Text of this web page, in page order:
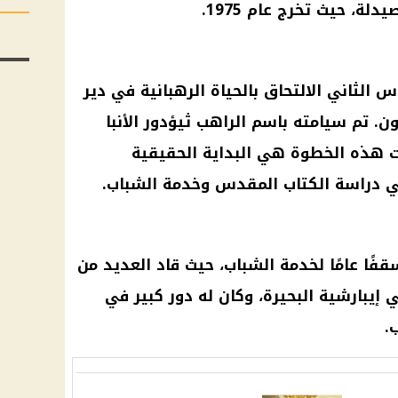
حيث تخرج عام 1975.
تواضروس الثاني الالتحاق بالحياة الرهبانية في دير
تم سيامته باسم الراهب ثيؤدور الأنبا
يوليو 1988. وكانت هذه الخطوة هي البداية الحقيقية
دراسة الكتاب المقدس وخدمة الشباب.
تنصيبه أسقفًا عامًا لخدمة الشباب، حيث قاد العديد من
إيبارشية البحيرة، وكان له دور كبير في